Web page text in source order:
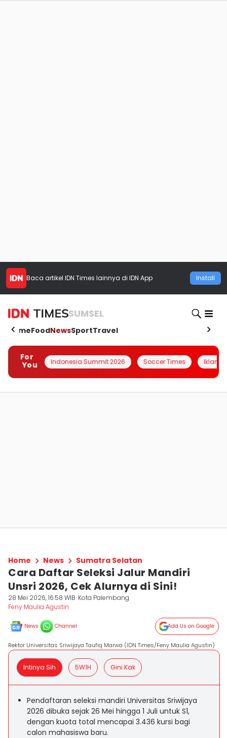
Baca artikel IDN Times lainnya di IDN App Install
SUMSEL
HomeFoodNewsSportTravel
For
You
Indonesia Summit 2026 Soccer Times Iklanin
Home News Sumatra Selatan
Cara Daftar Seleksi Jalur Mandiri
Unsri 2026, Cek Alurnya di Sini!
28 Mei 2026, 16:58 WIB Kota Palembang
Feny Maulia Agustin
News Channel Add Us on Google
Rektor Universitas Sriwijaya Taufiq Marwa (IDN Times/Feny Maulia Agustin)
Intinya Sih 5W1H Gini Kak
Pendaftaran seleksi mandiri Universitas Sriwijaya
2026 dibuka sejak 26 Mei hingga 1 Juli untuk S1,
dengan kuota total mencapai 3.436 kursi bagi
calon mahasiswa baru.